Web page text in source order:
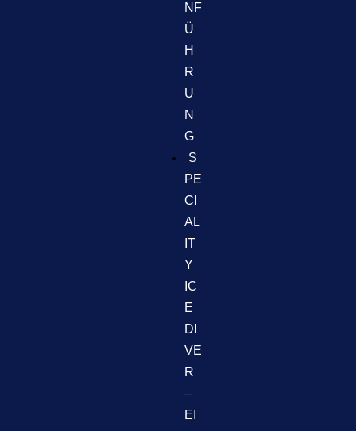
NF
Ü
H
R
U
N
G
S
PE
CI
AL
IT
Y
IC
E
DI
VE
R
–
EI